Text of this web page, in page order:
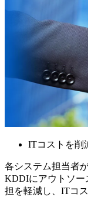
ITコストを削
各システム担当者
KDDIにアウトソー
担を軽減し、ITコ